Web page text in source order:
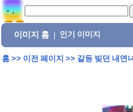
이미지 홈 인기 이미지
홈>> 이전 페이지 >> 갈등 빚던 내연